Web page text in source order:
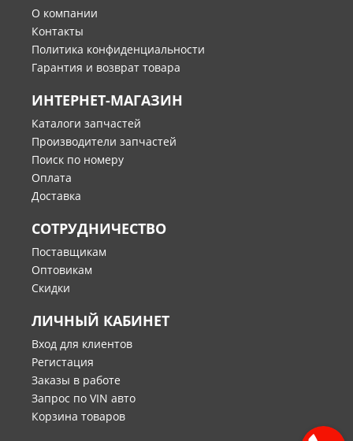
О компании
Контакты
Политика конфиденциальности
Гарантия и возврат товара
ИНТЕРНЕТ-МАГАЗИН
Каталоги запчастей
Производители запчастей
Поиск по номеру
Оплата
Доставка
СОТРУДНИЧЕСТВО
Поставщикам
Оптовикам
Скидки
ЛИЧНЫЙ КАБИНЕТ
Вход для клиентов
Регистация
Заказы в работе
Запрос по VIN авто
Корзина товаров